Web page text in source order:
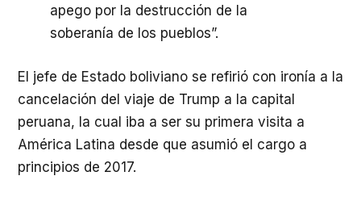
apego por la destrucción de la
soberanía de los pueblos”.
El jefe de Estado boliviano se refirió con ironía a la
cancelación del viaje de Trump a la capital
peruana, la cual iba a ser su primera visita a
América Latina desde que asumió el cargo a
principios de 2017.